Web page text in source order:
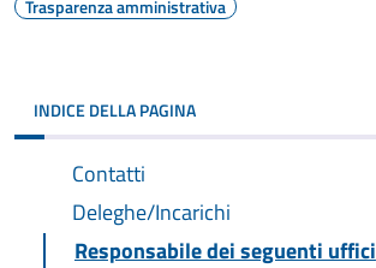
Trasparenza amministrativa
INDICE DELLA PAGINA
Contatti
Deleghe/Incarichi
Responsabile dei seguenti uffici